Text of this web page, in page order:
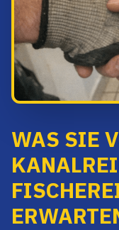
WAS SIE